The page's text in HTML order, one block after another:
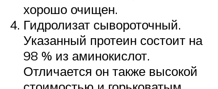
хорошо очищен.
Гидролизат сывороточный.
Указанный протеин состоит на
98 % из аминокислот.
Отличается он также высокой